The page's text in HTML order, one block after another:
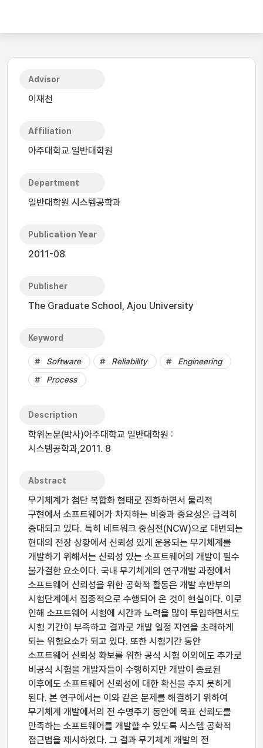
Advisor
이재천
Affiliation
아주대학교 일반대학원
Department
일반대학원 시스템공학과
Publication Year
2011-08
Publisher
The Graduate School, Ajou University
Keyword
Software Reliability
Engineering
Process
Description
학위논문(박사)아주대학교 일반대학원 :
시스템공학과,2011. 8
Abstract
무기체계가 첨단 복합화 형태로 진화하면서 물리적
구현에서 소프트웨어가 차지하는 비중과 중요성은 급격히
증대되고 있다. 특히 네트워크 중심전(NCW)으로 대변되는
현대의 전장 상황에서 신뢰성 있게 운용되는 무기체계를
개발하기 위해서는 신뢰성 있는 소프트웨어의 개발이 필수
불가결한 요소이다. 국내 무기체계의 연구개발 과정에서
소프트웨어 신뢰성을 위한 공학적 활동은 개발 후반부의
시험단계에서 집중적으로 수행되어 온 것이 현실이다. 이로
인해 소프트웨어 시험에 시간과 노력을 많이 투입하면서도
시험 기간이 부족하고 결과로 개발 일정 지연을 초래하게
되는 위험요소가 되고 있다. 또한 시험기간 동안
소프트웨어 신뢰성 확보를 위한 공식 시험 이외에도 추가로
비공식 시험을 개발자들이 수행하지만 개발이 종료된
이후에도 소프트웨어 신뢰성에 대한 확신을 주지 못하게
된다. 본 연구에서는 이와 같은 문제를 해결하기 위하여
무기체계 개발에서의 전 수명주기 동안에 목표 신뢰도를
만족하는 소프트웨어를 개발할 수 있도록 시스템 공학적
접근법을 제시하였다. 그 결과 무기체계 개발의 전